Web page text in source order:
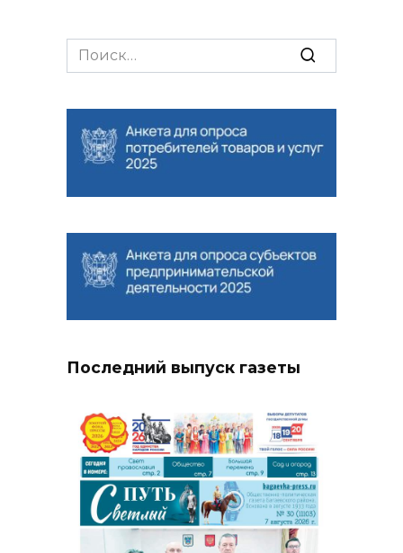
Search
for:
Последний выпуск газеты